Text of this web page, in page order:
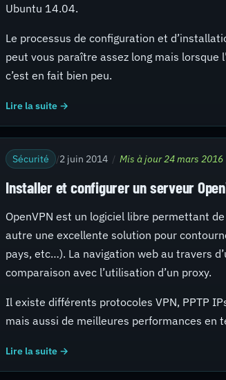
Ubuntu 14.04.
Le processus de configuration et
peut vous paraître assez long mais lorsque
c’est en fait bien peu.
Lire la suite →
Sécurité /2 juin 2014 / Mis à jour 24 mars 2016
Installer et configurer un serveur
OpenVPN est un logiciel libre permettant
autre une excellente solution pour
pays, etc…). La navigation web au travers
comparaison avec l’utilisation d’un proxy.
Il existe différents protocoles VPN, PPTP
mais aussi de meilleures performances en
Lire la suite →